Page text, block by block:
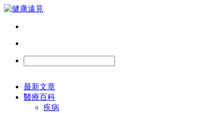
最新文章
醫療百科
疾病